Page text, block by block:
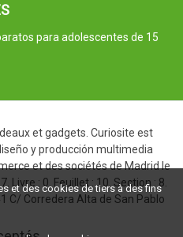
para adolescentes de 15
et gadgets. Curiosite est
y producción multimedia
et des sociétés de Madrid le
Livre : 0. Feuillet : 10. Section : 8.
C/ Corredera Alta de San Pablo
et des cookies de tiers à des fins